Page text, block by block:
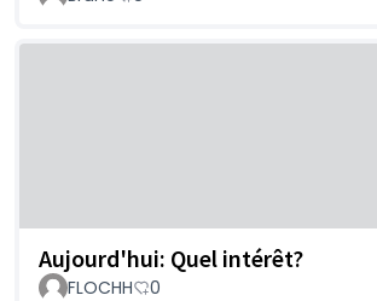
Aujourd'hui: Quel intérêt?
FLOCHH 0